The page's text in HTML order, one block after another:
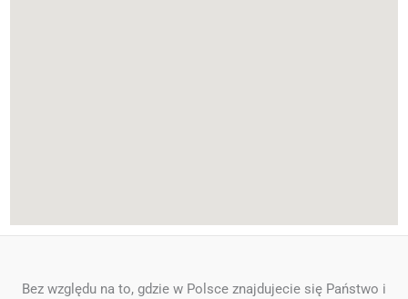
Bez względu na to, gdzie w Polsce znajdujecie się Państwo i